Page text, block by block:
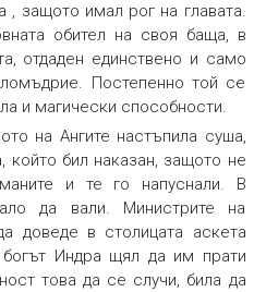
, защото имал рог на главата.
обител на своя баща, в
отдаден единствено и само
Постепенно той се
и магически способности.
на Ангите настъпила суша,
който бил наказан, защото не
и те го напуснали. В
да вали. Министрите на
доведе в столицата аскета
Индра щял да им прати
това да се случи, била да